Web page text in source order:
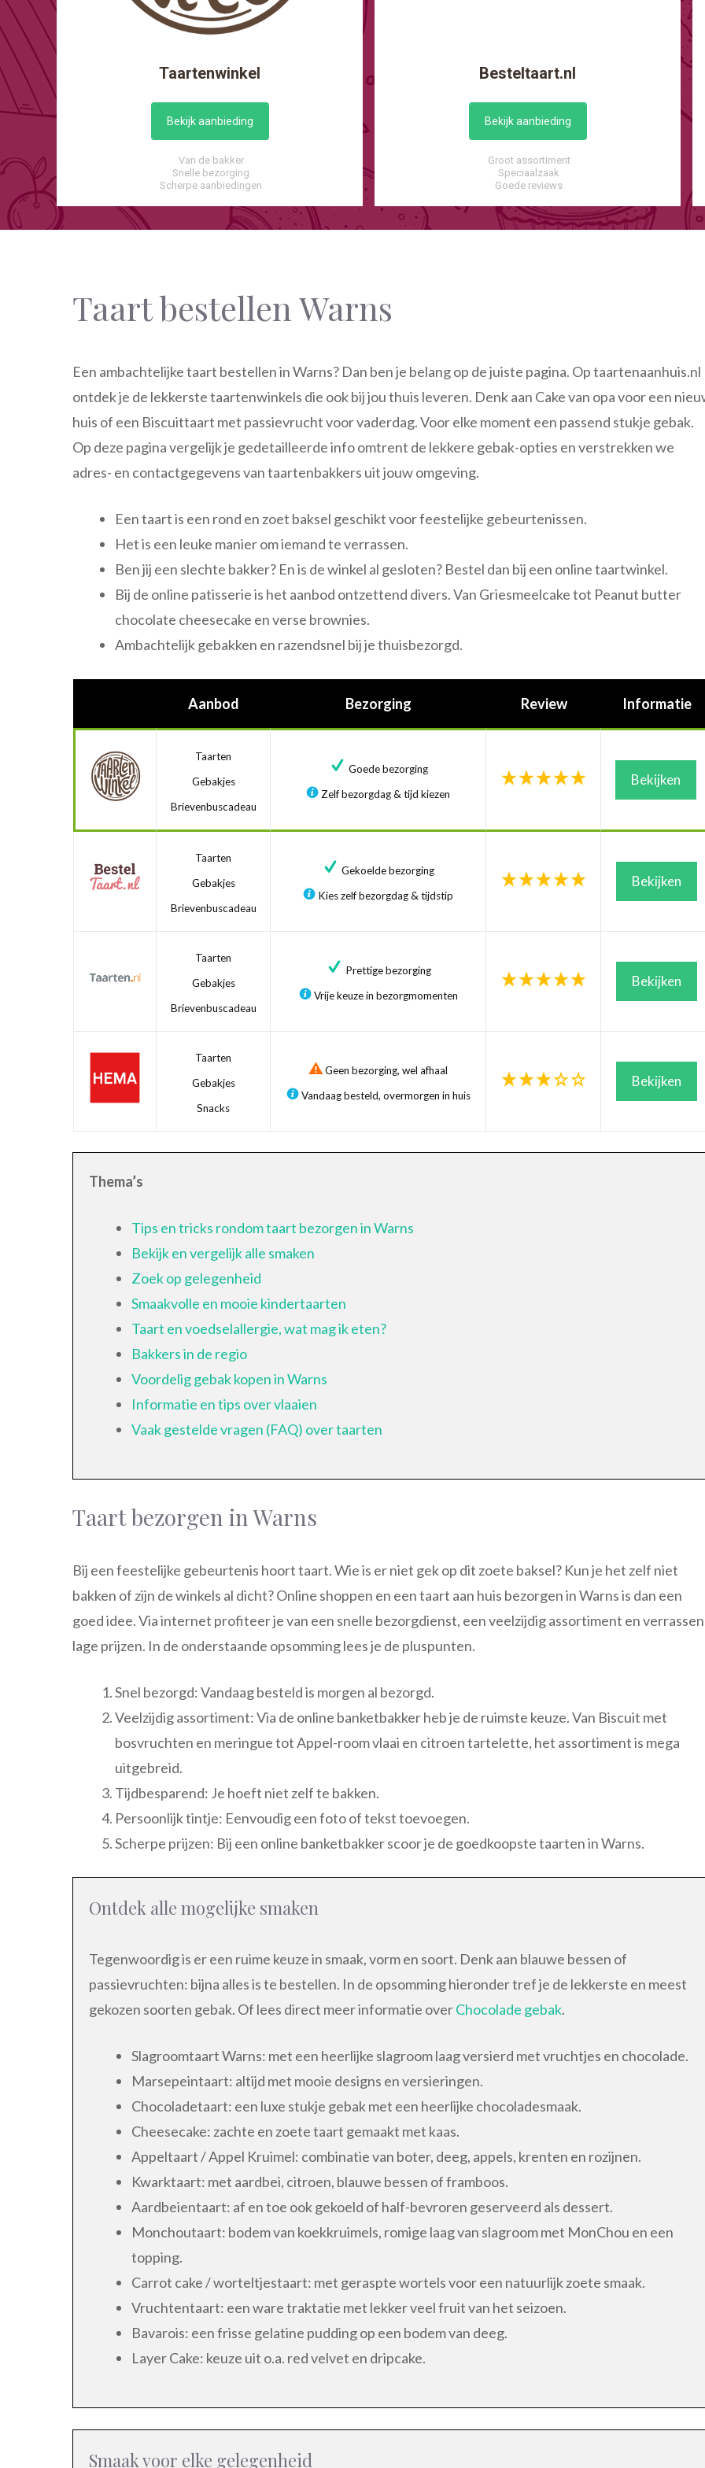
Taartenwinkel
Bekijk aanbieding
Van de bakker
Snelle bezorging
Scherpe aanbiedingen
Besteltaart.nl
Bekijk aanbieding
Groot assortiment
Speciaalzaak
Goede reviews
Taart bestellen Warns
Een ambachtelijke taart bestellen in Warns? Dan ben je belang op de juiste pagina. Op taartenaanhuis.nl
ontdek je de lekkerste taartenwinkels die ook bij jou thuis leveren. Denk aan Cake van opa voor een
huis of een Biscuittaart met passievrucht voor vaderdag. Voor elke moment een passend stukje gebak.
Op deze pagina vergelijk je gedetailleerde info omtrent de lekkere gebak-opties en verstrekken we
adres- en contactgegevens van taartenbakkers uit jouw omgeving.
Een taart is een rond en zoet baksel geschikt voor feestelijke gebeurtenissen.
Het is een leuke manier om iemand te verrassen.
Ben jij een slechte bakker? En is de winkel al gesloten? Bestel dan bij een online taartwinkel.
Bij de online patisserie is het aanbod ontzettend divers. Van Griesmeelcake tot Peanut butter
chocolate cheesecake en verse brownies.
Ambachtelijk gebakken en razendsnel bij je thuisbezorgd.
Aanbod Bezorging Review Informatie
Taarten
Gebakjes
Brievenbuscadeau
Goede bezorging
Zelf bezorgdag & tijd kiezen
Bekijken
Taarten
Gebakjes
Brievenbuscadeau
Gekoelde bezorging
Kies zelf bezorgdag & tijdstip
Bekijken
Taarten
Gebakjes
Brievenbuscadeau
Prettige bezorging
Vrije keuze in bezorgmomenten
Bekijken
Taarten
Gebakjes
Snacks
Geen bezorging, wel afhaal
Vandaag besteld, overmorgen in huis
Bekijken
Thema’s
Tips en tricks rondom taart bezorgen in Warns
Bekijk en vergelijk alle smaken
Zoek op gelegenheid
Smaakvolle en mooie kindertaarten
Taart en voedselallergie, wat mag ik eten?
Bakkers in de regio
Voordelig gebak kopen in Warns
Informatie en tips over vlaaien
Vaak gestelde vragen (FAQ) over taarten
Taart bezorgen in Warns
Bij een feestelijke gebeurtenis hoort taart. Wie is er niet gek op dit zoete baksel? Kun je het zelf niet
bakken of zijn de winkels al dicht? Online shoppen en een taart aan huis bezorgen in Warns is dan een
goed idee. Via internet profiteer je van een snelle bezorgdienst, een veelzijdig assortiment en
lage prijzen. In de onderstaande opsomming lees je de pluspunten.
Snel bezorgd: Vandaag besteld is morgen al bezorgd.
Veelzijdig assortiment: Via de online banketbakker heb je de ruimste keuze. Van Biscuit met
bosvruchten en meringue tot Appel-room vlaai en citroen tartelette, het assortiment is mega
uitgebreid.
Tijdbesparend: Je hoeft niet zelf te bakken.
Persoonlijk tintje: Eenvoudig een foto of tekst toevoegen.
Scherpe prijzen: Bij een online banketbakker scoor je de goedkoopste taarten in Warns.
Ontdek alle mogelijke smaken
Tegenwoordig is er een ruime keuze in smaak, vorm en soort. Denk aan blauwe bessen of
passievruchten: bijna alles is te bestellen. In de opsomming hieronder tref je de lekkerste en meest
gekozen soorten gebak. Of lees direct meer informatie overChocolade gebak.
Slagroomtaart Warns: met een heerlijke slagroom laag versierd met vruchtjes en chocolade.
Marsepeintaart: altijd met mooie designs en versieringen.
Chocoladetaart: een luxe stukje gebak met een heerlijke chocoladesmaak.
Cheesecake: zachte en zoete taart gemaakt met kaas.
Appeltaart / Appel Kruimel: combinatie van boter, deeg, appels, krenten en rozijnen.
Kwarktaart: met aardbei, citroen, blauwe bessen of framboos.
Aardbeientaart: af en toe ook gekoeld of half-bevroren geserveerd als dessert.
Monchoutaart: bodem van koekkruimels, romige laag van slagroom met MonChou en een
topping.
Carrot cake / worteltjestaart: met geraspte wortels voor een natuurlijk zoete smaak.
Vruchtentaart: een ware traktatie met lekker veel fruit van het seizoen.
Bavarois: een frisse gelatine pudding op een bodem van deeg.
Layer Cake: keuze uit o.a. red velvet en dripcake.
Smaak voor elke gelegenheid